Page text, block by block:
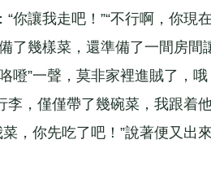
讓我走吧！”“不行啊，你現在
了幾樣菜，還準備了一間房
噔”一聲，莫非家裡進賊了，
李，僅僅帶了幾碗菜，我跟着
菜，你先吃了吧！”說著便又出